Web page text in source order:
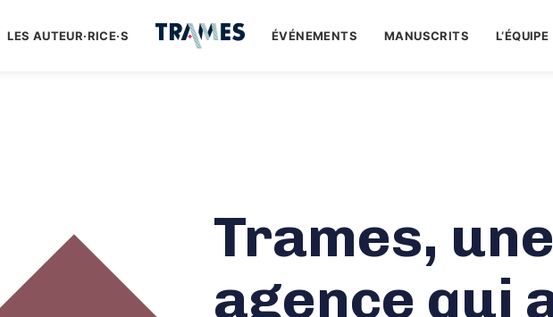
LES AUTEUR·RICE·S ÉVÉNEMENTS MANUSCRITS L‘ÉQUIPE
Trames, une
agence qui